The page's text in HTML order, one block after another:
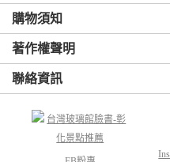
購物須知
著作權聲明
聯絡資訊